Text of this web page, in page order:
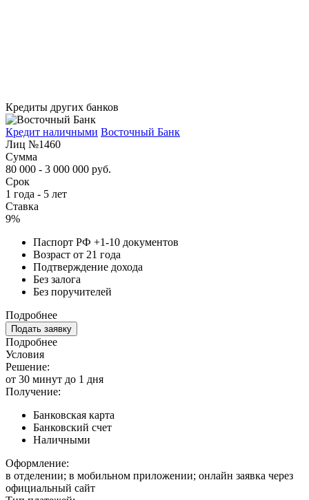
Кредиты других банков
Кредит наличными Восточный Банк
Лиц №1460
Сумма
80 000 - 3 000 000 руб.
Срок
1 года - 5 лет
Ставка
9%
Паспорт РФ +1-10 документов
Возраст от 21 года
Подтверждение дохода
Без залога
Без поручителей
Подробнее
Подать заявку
Подробнее
Условия
Решение:
от 30 минут до 1 дня
Получение:
Банковская карта
Банковский счет
Наличными
Оформление:
в отделении; в мобильном приложении; онлайн заявка через
официальный сайт